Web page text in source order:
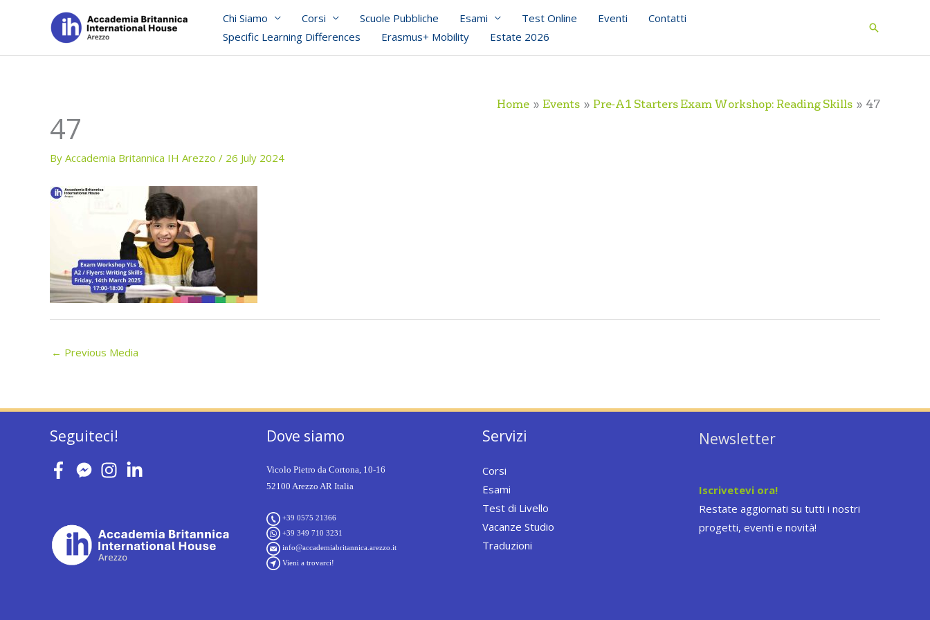
Chi Siamo Corsi Scuole Pubbliche Esami Test Online Eventi
Contatti
Specific Learning Differences
Erasmus+ Mobility Estate 2026 Search
Home Events Pre-A1 Starters Exam Workshop: Reading Skills 47
47
By Accademia Britannica IH Arezzo / 26 July 2024
← Previous Media
Seguiteci! Dove siamo
Vicolo Pietro da Cortona, 10-16
52100 Arezzo AR Italia
+39 0575 21366
+39 349 710 3231
info@accademiabritannica.arezzo.it
Vieni a trovarci!
Servizi
Corsi
Esami
Test di Livello
Vacanze Studio
Traduzioni
Newsletter
Iscrivetevi ora!
Restate aggiornati su tutti i nostri
progetti, eventi e novità!